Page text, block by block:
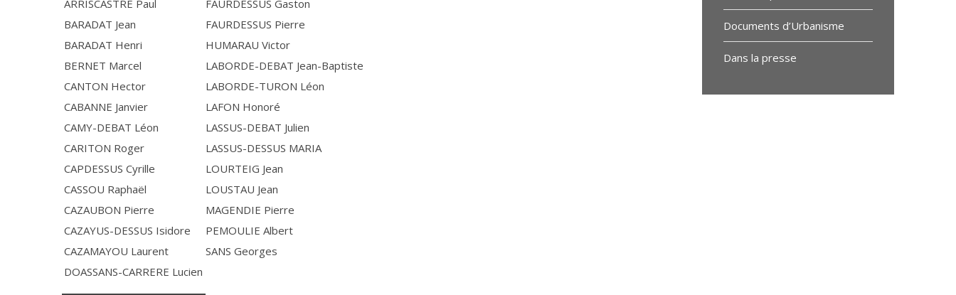
ARRISCASTRE Paul
FAURDESSUS Gaston
BARADAT Jean
FAURDESSUS Pierre
BARADAT Henri
HUMARAU Victor
BERNET Marcel
LABORDE-DEBAT Jean-Baptiste
CANTON Hector
LABORDE-TURON Léon
CABANNE Janvier
LAFON Honoré
CAMY-DEBAT Léon
LASSUS-DEBAT Julien
CARITON Roger
LASSUS-DESSUS MARIA
CAPDESSUS Cyrille
LOURTEIG Jean
CASSOU Raphaël
LOUSTAU Jean
CAZAUBON Pierre
MAGENDIE Pierre
CAZAYUS-DESSUS Isidore
PEMOULIE Albert
CAZAMAYOU Laurent
SANS Georges
DOASSANS-CARRERE Lucien
Documents d’Urbanisme
Dans la presse